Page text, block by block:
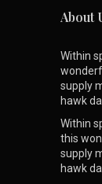
About
Within
supply
hawk
Within
this
supply
hawk